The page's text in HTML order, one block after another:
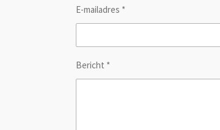
E-mailadres *
Bericht *